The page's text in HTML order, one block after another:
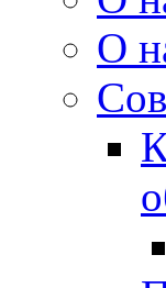
О